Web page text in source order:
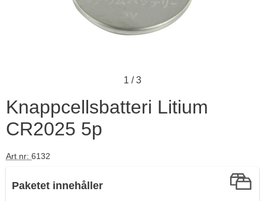
1 /3
Knappcellsbatteri Litium
CR2025 5p
Art nr: 6132
Paketet innehåller